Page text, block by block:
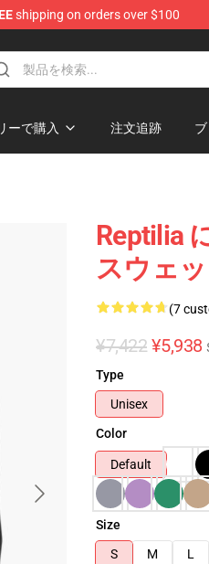
shipping on orders over $100
ーで購入 注文追跡
Reptilia
スウェ
(7
¥7,422 ¥5,938
Type
Unisex
Color
Default
Size
S
M L